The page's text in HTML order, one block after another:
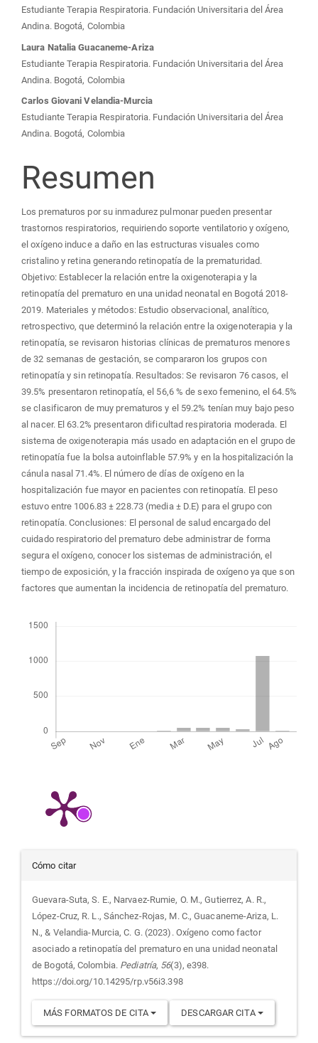
Estudiante Terapia Respiratoria. Fundación Universitaria del Área
Andina. Bogotá, Colombia
Laura Natalia Guacaneme-Ariza
Estudiante Terapia Respiratoria. Fundación Universitaria del Área
Andina. Bogotá, Colombia
Carlos Giovani Velandia-Murcia
Estudiante Terapia Respiratoria. Fundación Universitaria del Área
Andina. Bogotá, Colombia
Resumen
Los prematuros por su inmadurez pulmonar pueden presentar
trastornos respiratorios, requiriendo soporte ventilatorio y oxígeno,
el oxígeno induce a daño en las estructuras visuales como
cristalino y retina generando retinopatía de la prematuridad.
Objetivo: Establecer la relación entre la oxigenoterapia y la
retinopatía del prematuro en una unidad neonatal en Bogotá 2018-
2019. Materiales y métodos: Estudio observacional, analítico,
retrospectivo, que determinó la relación entre la oxigenoterapia y la
retinopatía, se revisaron historias clínicas de prematuros menores
de 32 semanas de gestación, se compararon los grupos con
retinopatía y sin retinopatía. Resultados: Se revisaron 76 casos, el
39.5% presentaron retinopatía, el 56,6 % de sexo femenino, el 64.5%
se clasificaron de muy prematuros y el 59.2% tenían muy bajo peso
al nacer. El 63.2% presentaron dificultad respiratoria moderada. El
sistema de oxigenoterapia más usado en adaptación en el grupo de
retinopatía fue la bolsa autoinflable 57.9% y en la hospitalización la
cánula nasal 71.4%. El número de días de oxígeno en la
hospitalización fue mayor en pacientes con retinopatía. El peso
estuvo entre 1006.83 ± 228.73 (media ± D.E) para el grupo con
retinopatía. Conclusiones: El personal de salud encargado del
cuidado respiratorio del prematuro debe administrar de forma
segura el oxígeno, conocer los sistemas de administración, el
tiempo de exposición, y la fracción inspirada de oxígeno ya que son
factores que aumentan la incidencia de retinopatía del prematuro.
Detalles
del
artículo
Cómo citar
Guevara-Suta, S. E., Narvaez-Rumie, O. M., Gutierrez, A. R.,
López-Cruz, R. L., Sánchez-Rojas, M. C., Guacaneme-Ariza, L.
N., & Velandia-Murcia, C. G. (2023). Oxígeno como factor
asociado a retinopatía del prematuro en una unidad neonatal
de Bogotá, Colombia. Pediatría, 56(3), e398.
https://doi.org/10.14295/rp.v56i3.398
MÁS FORMATOS DE CITA DESCARGAR CITA